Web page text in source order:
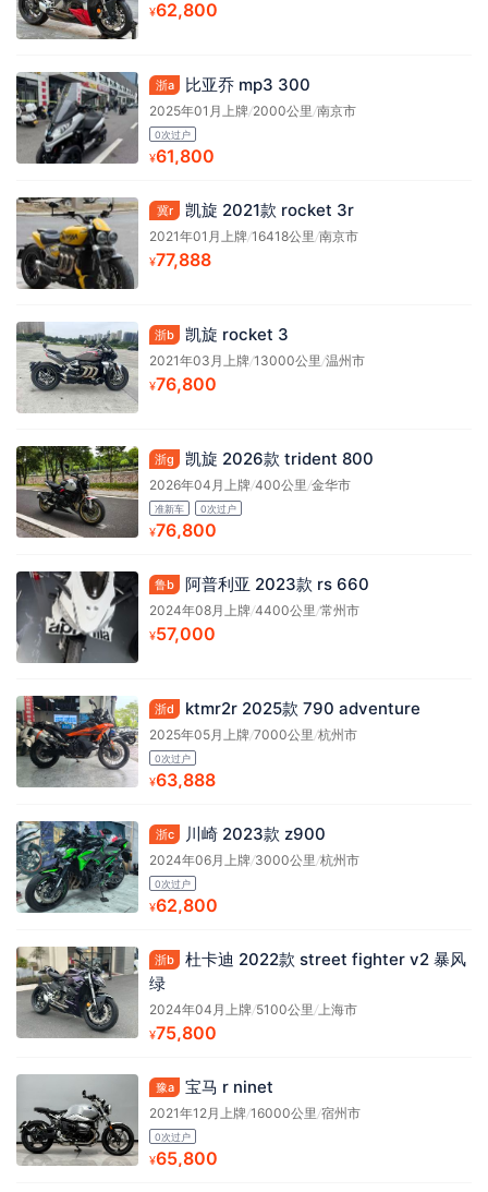
¥62,800
浙a 比亚乔 mp3 300
2025年01月上牌/2000公里/南京市
0次过户
¥61,800
冀r 凯旋 2021款 rocket 3r
2021年01月上牌/16418公里/南京市
¥77,888
浙b 凯旋 rocket 3
2021年03月上牌/13000公里/温州市
¥76,800
浙g 凯旋 2026款 trident 800
2026年04月上牌/400公里/金华市
准新车 0次过户
¥76,800
鲁b 阿普利亚 2023款 rs 660
2024年08月上牌/4400公里/常州市
¥57,000
浙d ktmr2r 2025款 790 adventure
2025年05月上牌/7000公里/杭州市
0次过户
¥63,888
浙c 川崎 2023款 z900
2024年06月上牌/3000公里/杭州市
0次过户
¥62,800
浙b
杜卡迪 2022款 street fighter v2 暴风
绿
2024年04月上牌/5100公里 /上海市
¥75,800
豫a 宝马 r ninet
2021年12月上牌/16000公里 /宿州市
0次过户
¥65,800